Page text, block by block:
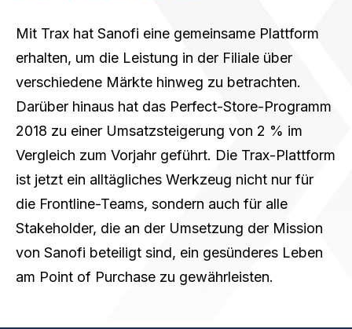
Mit Trax hat Sanofi eine gemeinsame Plattform
erhalten, um die Leistung in der Filiale über
verschiedene Märkte hinweg zu betrachten.
Darüber hinaus hat das Perfect-Store-Programm
2018 zu einer Umsatzsteigerung von 2 % im
Vergleich zum Vorjahr geführt. Die Trax-Plattform
ist jetzt ein alltägliches Werkzeug nicht nur für
die Frontline-Teams, sondern auch für alle
Stakeholder, die an der Umsetzung der Mission
von Sanofi beteiligt sind, ein gesünderes Leben
am Point of Purchase zu gewährleisten.